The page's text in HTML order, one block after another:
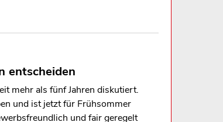
entscheiden
mehr als fünf Jahren diskutiert.
und ist jetzt für Frühsommer
und fair geregelt